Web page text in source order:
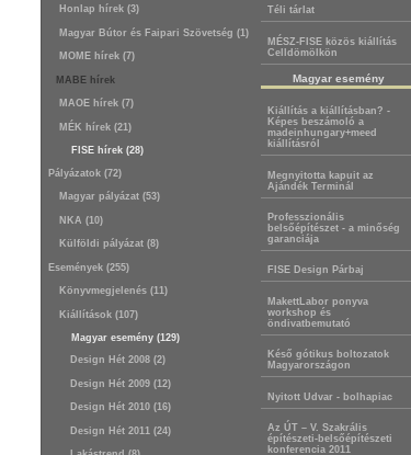
Honlap hírek (3)
Magyar Bútor és Faipari Szövetség (1)
MOME hírek (7)
MABE hírek
MAOE hírek (7)
MÉK hírek (21)
FISE hírek (28)
Pályázatok (72)
Magyar pályázat (53)
NKA (10)
Külföldi pályázat (8)
Események (255)
Könyvmegjelenés (11)
Kiállítások (107)
Magyar esemény (129)
Design Hét 2008 (2)
Design Hét 2009 (12)
Design Hét 2010 (16)
Design Hét 2011 (24)
Téli tárlat
MÉSZ-FISE közös kiállítás
Celldömölkön
Magyar esemény
Kiállítás a kiállításban? -
Képes beszámoló a
madeinhungary+meed
kiállításról
Megnyitotta kapuit az
Ajándék Terminál
Professzionális
belsőépítészet - a minőség
garanciája
FISE Design Párbaj
MakettLabor ponyva
workshop és
öndivatbemutató
Késő gótikus boltozatok
Magyarországon
Nyitott Udvar - bolhapiac
Az ÚT – V. Szakrális
építészeti-belsőépítészeti
konferencia 2011